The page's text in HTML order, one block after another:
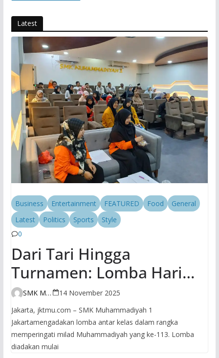
Latest
Business Entertainment FEATURED Food
General
Latest
Politics Sports
Style
0
Dari Tari Hingga
Turnamen: Lomba Hari
Kedua SMK
Muhammadiyah 1 Jakarta
Bikin Milad
Muhammadiyah Makin
SMK Muhammadiyah 1 Jakarta
14 November 2025
Jakarta, jktmu.com – SMK Muhammadiyah 1
Jakartamengadakan lomba antar kelas dalam rangka
memperingati milad Muhammadiyah yang ke-113. Lomba
diadakan mulai